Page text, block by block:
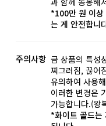
*100만 원 이상
는 게 안전합니
주의사항 금 상품의 특성
찌그러짐, 끊어
유의하여 사용
이러한 변경은
가능합니다.(왕
*화이트 골드는